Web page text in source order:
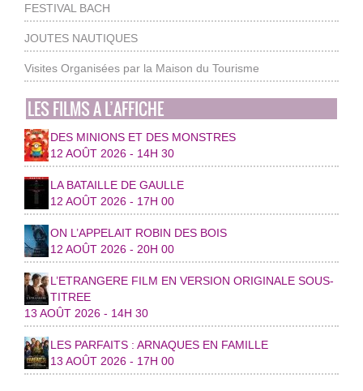
FESTIVAL BACH
JOUTES NAUTIQUES
Visites Organisées par la Maison du Tourisme
LES FILMS A L’AFFICHE
DES MINIONS ET DES MONSTRES
12 AOÛT 2026 - 14H 30
LA BATAILLE DE GAULLE
12 AOÛT 2026 - 17H 00
ON L’APPELAIT ROBIN DES BOIS
12 AOÛT 2026 - 20H 00
L’ETRANGERE FILM EN VERSION ORIGINALE SOUS-
TITREE
13 AOÛT 2026 - 14H 30
LES PARFAITS : ARNAQUES EN FAMILLE
13 AOÛT 2026 - 17H 00